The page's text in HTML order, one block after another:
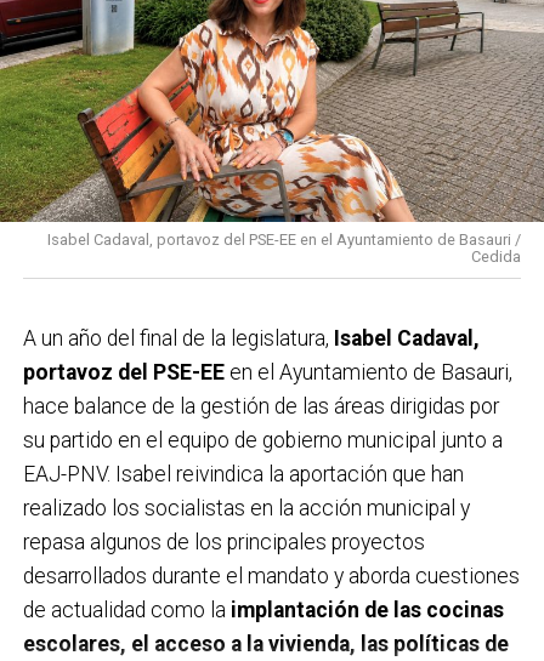
Isabel Cadaval, portavoz del PSE-EE en el Ayuntamiento de Basauri /
Cedida
A un año del final de la legislatura, Isabel Cadaval,
portavoz del PSE-EEen el Ayuntamiento de Basauri,
hace balance de la gestión de las áreas dirigidas por
su partido en el equipo de gobierno municipal junto a
EAJ-PNV. Isabel reivindica la aportación que han
realizado los socialistas en la acción municipal y
repasa algunos de los principales proyectos
desarrollados durante el mandato y aborda cuestiones
de actualidad como la implantación de las cocinas
escolares, el acceso a la vivienda, las políticas de